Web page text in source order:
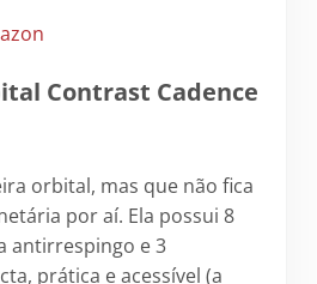
Contrast Cadence
orbital, mas que não fica
por aí. Ela possui 8
antirrespingo e 3
prática e acessível (a